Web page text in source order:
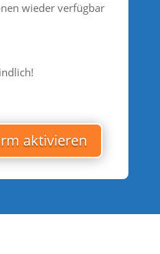
wieder verfügbar
aktivieren